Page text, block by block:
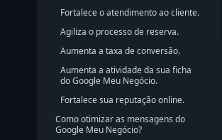
Fortalece o atendimento ao cliente.
Agiliza o processo de reserva.
Aumenta a taxa de conversão.
Aumenta a atividade da sua ficha
do Google Meu Negócio.
Fortalece sua reputação online.
Como otimizar as mensagens do
Google Meu Negócio?